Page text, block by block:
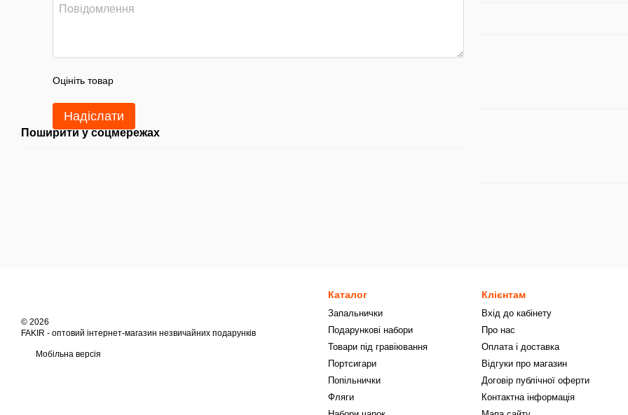
Оцініть товар
Надіслати
Поширити у соцмережах
© 2026
FAKIR - оптовий інтернет-магазин незвичайних подарунків
Мобільна версія
Каталог
Запальнички
Подарункові набори
Товари під гравіювання
Портсигари
Попільнички
Фляги
Клієнтам
Вхід до кабінету
Про нас
Оплата і доставка
Відгуки про магазин
Договір публічної оферти
Контактна інформація